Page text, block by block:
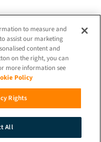
to measure and
assist our marketing
content and
on the right, you can
more information see
Policy
Rights
All